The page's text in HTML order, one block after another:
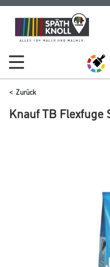
Zum
Inhalt
Zum
Navigationsmenü
Zurück
Knauf TB Flexfuge